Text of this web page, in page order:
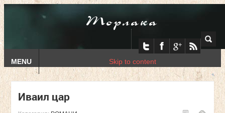
Торлака
MENU Skip to content
Иваил цар